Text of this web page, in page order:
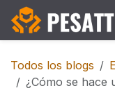
Ir al contenido
Todos los blogs
¿Cómo se hace un